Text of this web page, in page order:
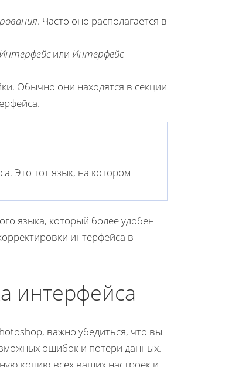
. Часто оно располагается в
Интерфейсили Интерфейс
Обычно они находятся в секции
Это тот язык, на котором
языка, который более удобен
интерфейса в
интерфейса
важно убедиться, что вы
ошибок и потери данных.